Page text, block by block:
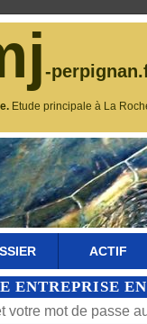
-
Etude principale à La
ACTIF
ENTREPRISE
votre mot de passe